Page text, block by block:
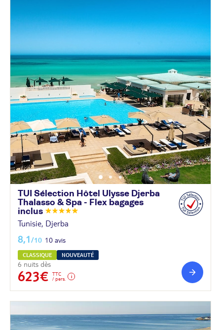
TUI Sélection Hôtel Ulysse Djerba
Thalasso & Spa - Flex bagages
inclus
Tunisie, Djerba
8,1/10 10 avis
CLASSIQUE NOUVEAUTÉ
6 nuits dès
623€
TTC
/ pers.